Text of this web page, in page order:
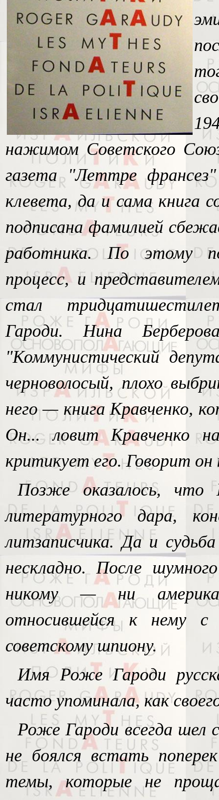
нажимом Советского
газета "Леттре
клевета, да и сама книга
подписана фамилией
работника. По этому
процесс, и
стал
Гароди. Нина
"Коммунистический
черноволосый, плохо
него — книга Кравченко,
Он... ловит Кравченко
критикует его. Говорит
Позже оказалось, что
литературного дара,
литзаписчика. Да и
нескладно. После
никому — ни
относившейся к нему
советскому шпиону.
Имя Роже Гароди
часто упоминала, как
Роже Гароди всегда шел
не боялся встать
темы, которые не